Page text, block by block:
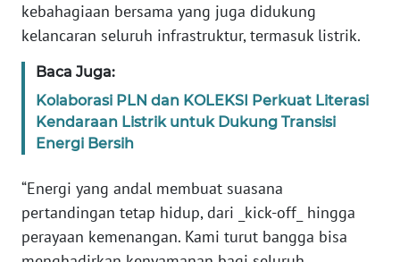
kebahagiaan bersama yang juga didukung
kelancaran seluruh infrastruktur, termasuk listrik.
Baca Juga:
Kolaborasi PLN dan KOLEKSI Perkuat Literasi
Kendaraan Listrik untuk Dukung Transisi
Energi Bersih
“Energi yang andal membuat suasana
pertandingan tetap hidup, dari _kick-off_ hingga
perayaan kemenangan. Kami turut bangga bisa
WN
WN
KEPRI
PAPUA
PAPUA